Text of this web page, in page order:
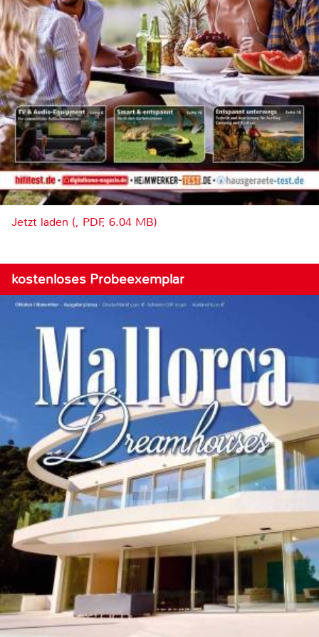
Jetzt laden (, PDF, 6.04 MB)
kostenloses Probeexemplar